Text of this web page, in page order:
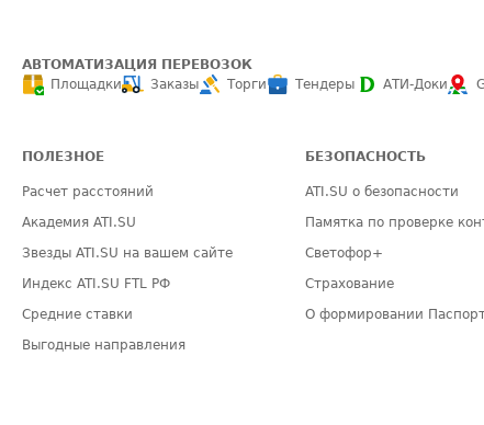
АВТОМАТИЗАЦИЯ ПЕРЕВОЗОК
Площадки
Заказы Торги Тендеры АТИ-Доки
ПОЛЕЗНОЕ
Расчет расстояний
Академия ATI.SU
Звезды ATI.SU на вашем сайте
Индекс ATI.SU FTL РФ
Средние ставки
Выгодные направления
БЕЗОПАСНОСТЬ
ATI.SU о безопасности
Памятка по проверке
Светофор+
Страхование
О формировании